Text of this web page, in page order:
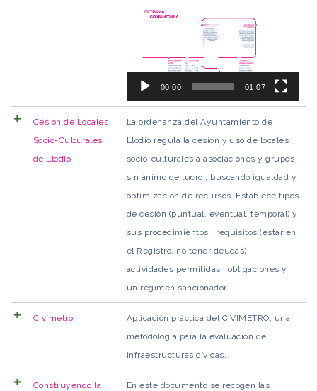
Reproductor
00:00 01:07
Cesión de Locales
Socio-Culturales
de Llodio
La ordenanza del Ayuntamiento de
Llodio regula la cesión y uso de locales
socio-culturales a asociaciones y grupos
sin ánimo de lucro , buscando igualdad y
optimización de recursos. Establece tipos
de cesión (puntual, eventual, temporal) y
sus procedimientos , requisitos (estar en
el Registro, no tener deudas) ,
actividades permitidas , obligaciones y
un régimen sancionador.
Civímetro
Aplicación práctica del CIVÍMETRO, una
metodología para la evaluación de
infraestructuras cívicas.
Construyendo la
En este documento se recogen las